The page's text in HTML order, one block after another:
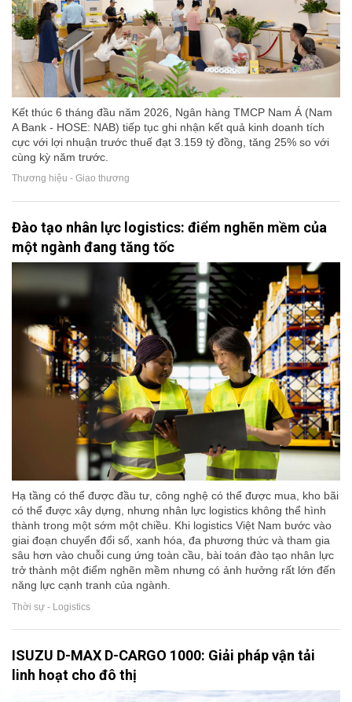
Kết thúc 6 tháng đầu năm 2026, Ngân hàng TMCP Nam Á (Nam
A Bank - HOSE: NAB) tiếp tục ghi nhận kết quả kinh doanh tích
cực với lợi nhuận trước thuế đạt 3.159 tỷ đồng, tăng 25% so với
cùng kỳ năm trước.
Thương hiệu - Giao thương
Đào tạo nhân lực logistics: điểm nghẽn mềm của
một ngành đang tăng tốc
Hạ tầng có thể được đầu tư, công nghệ có thể được mua, kho bãi
có thể được xây dựng, nhưng nhân lực logistics không thể hình
thành trong một sớm một chiều. Khi logistics Việt Nam bước vào
giai đoạn chuyển đổi số, xanh hóa, đa phương thức và tham gia
sâu hơn vào chuỗi cung ứng toàn cầu, bài toán đào tạo nhân lực
trở thành một điểm nghẽn mềm nhưng có ảnh hưởng rất lớn đến
năng lực cạnh tranh của ngành.
Thời sự - Logistics
ISUZU D-MAX D-CARGO 1000: Giải pháp vận tải
linh hoạt cho đô thị